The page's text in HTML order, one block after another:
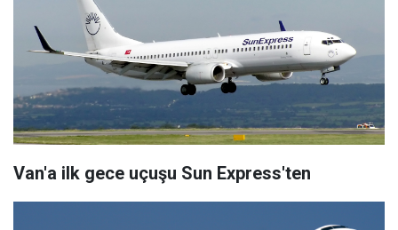
Van'a ilk gece uçuşu Sun Express'ten